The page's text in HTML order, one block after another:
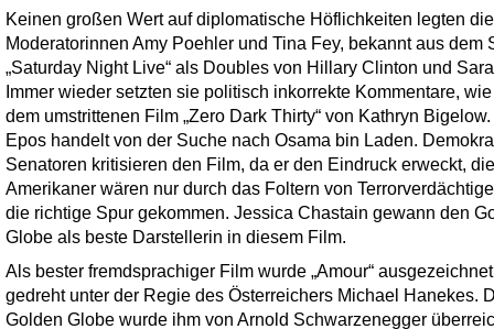
Keinen großen Wert auf diplomatische Höflichkeiten legten die
Moderatorinnen Amy Poehler und Tina Fey, bekannt aus dem
„Saturday Night Live“ als Doubles von Hillary Clinton und
Immer wieder setzten sie politisch inkorrekte Kommentare,
dem umstrittenen Film „Zero Dark Thirty“ von Kathryn
Epos handelt von der Suche nach Osama bin Laden.
Senatoren kritisieren den Film, da er den Eindruck erweckt, die
Amerikaner wären nur durch das Foltern von
die richtige Spur gekommen. Jessica Chastain gewann den
Globe als beste Darstellerin in diesem Film.
Als bester fremdsprachiger Film wurde „Amour“
gedreht unter der Regie des Österreichers Michael Hanekes.
Golden Globe wurde ihm von Arnold Schwarzenegger